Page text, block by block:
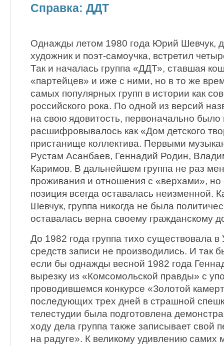
Справка: ДДТ
Однажды летом 1980 года Юрий Шевчук,
художник и поэт-самоучка, встретил
Так и началась группа «ДДТ», ставшая
«партейцев» и иже с ними, но в то же
самых популярных групп в истории как
российского рока. По одной из версий
на свою ядовитость, первоначально
расшифровывалось как «Дом детского
пристанище коллектива. Первыми
Рустам Асанбаев, Геннадий Родин,
Каримов. В дальнейшем группа не раз
проживания и отношения с «верхами», но
позиция всегда оставалась неизменной.
Шевчук, группа никогда не была
оставалась верна своему гражданскому
До 1982 года группа тихо существовала
средств записи не производились. И так
если бы однажды весной 1982 года
вырезку из «Комсомольской правды» с
проводившемся конкурсе «Золотой
последующих трех дней в страшной
телестудии была подготовлена
ходу дела группа также записывает свой
на радуге». К великому удивлению самих